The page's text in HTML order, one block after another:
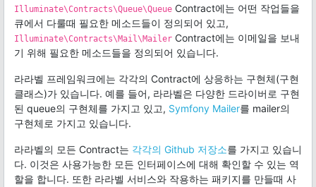
Illuminate\Contracts\Queue\Queue Contract에는 어떤 작업들을
큐에서 다룰때 필요한 메소드들이 정의되어 있고,
Illuminate\Contracts\Mail\Mailer Contract에는 이메일을 보내
기 위해 필요한 메소드들을 정의되어 있습니다.
라라벨 프레임워크에는 각각의 Contract에 상응하는 구현체(구현
클래스)가 있습니다. 예를 들어, 라라벨은 다양한 드라이버로 구현
된 queue의 구현체를 가지고 있고, Symfony Mailer를 mailer의
구현체로 가지고 있습니다.
라라벨의 모든 Contract는 각각의 Github 저장소를 가지고 있습니
다. 이것은 사용가능한 모든 인터페이스에 대해 확인할 수 있는 역
할을 합니다. 또한 라라벨 서비스와 작용하는 패키지를 만들때 사